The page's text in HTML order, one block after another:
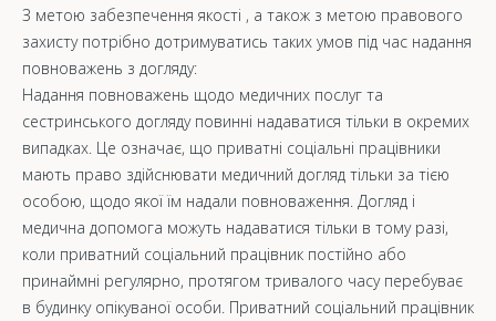
З метою забезпечення якості , а також з метою правового
захисту потрібно дотримуватись таких умов під час надання
повноважень з догляду:
Надання повноважень щодо медичних послуг та
сестринського догляду повинні надаватися тільки в окремих
випадках. Це означає, що приватні соціальні працівники
мають право здійснювати медичний догляд тільки за тією
особою, щодо якої їм надали повноваження. Догляд і
медична допомога можуть надаватися тільки в тому разі,
коли приватний соціальний працівник постійно або
принаймні регулярно, протягом тривалого часу перебуває
в будинку опікуваної особи. Приватний соціальний працівник